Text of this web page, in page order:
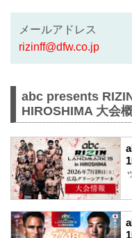
メールアドレス
rizinff@dfw.co.jp
abc presents
HIROSHIMA 大会